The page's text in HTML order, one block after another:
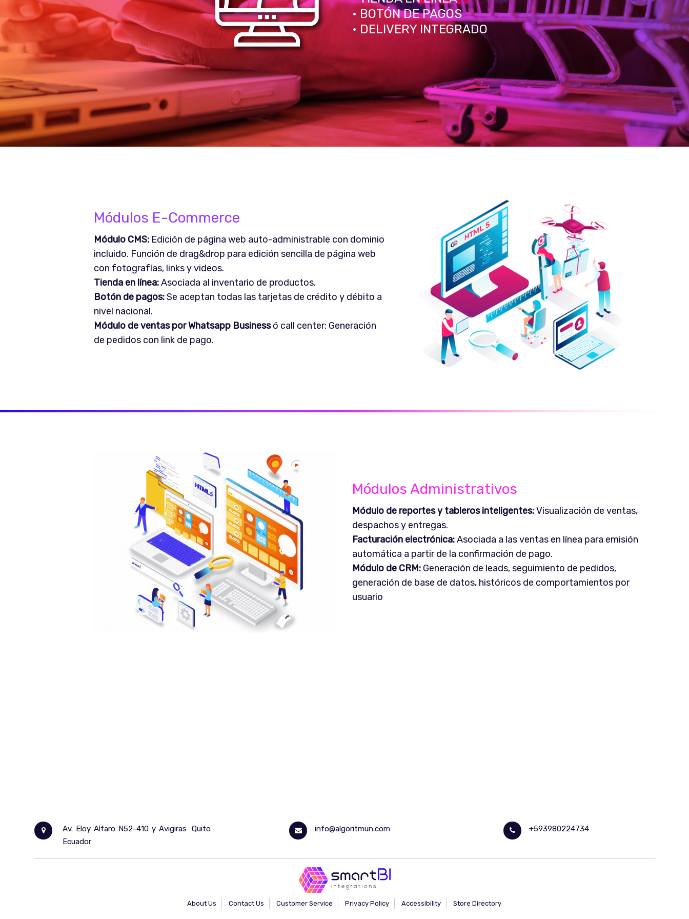
• BOTÓN DE PAGOS
• DELIVERY INTEGRADO
Módulos E-Commerce
Módulo CMS: Edición de página web auto-administrable con dominio
incluido. Función de drag&drop para edición sencilla de página web
con fotografías, links y videos.
Tienda en línea:Asociada al inventario de productos.
Botón de pagos:Se aceptan todas las tarjetas de crédito y débito a
nivel nacional.
Módulo de ventas por Whatsapp Businessó call center: Generación
de pedidos con link de pago.
Módulos Administrativos
Módulo de reportes y tableros inteligentes:Visualización de ventas,
despachos y entregas.
Facturación electrónica:Asociada a las ventas en línea para emisión
automática a partir de la confirmación de pago.
Módulo de CRM:Generación de leads, seguimiento de pedidos,
generación de base de datos, históricos de comportamientos por
usuario
Av. Eloy Alfaro N52-410 y Avigiras
Quito
Ecuador
info@algoritmun.com +593980224734
About Us Contact Us Customer Service Privacy Policy Accessibility Store Directory